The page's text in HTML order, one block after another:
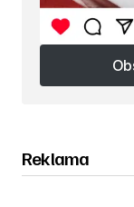
Reklama